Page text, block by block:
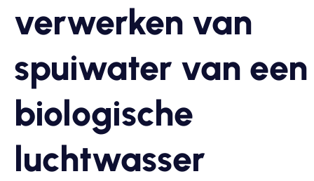
verwerken van
spuiwater van een
biologische
luchtwasser